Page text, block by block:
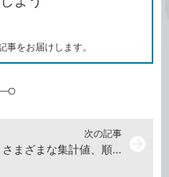
ク
事をお届けします。
次の記事
さまざまな集計値、順位や分位